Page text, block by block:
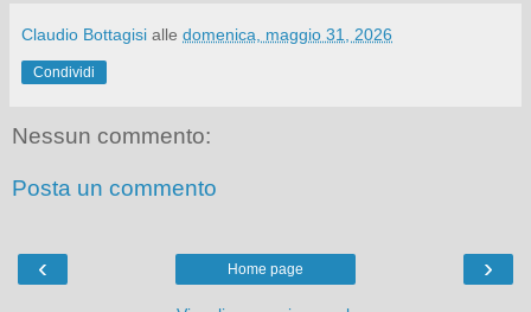
Claudio Bottagisi alle domenica, maggio 31, 2026
Condividi
Nessun commento:
Posta un commento
‹ ›
Home page